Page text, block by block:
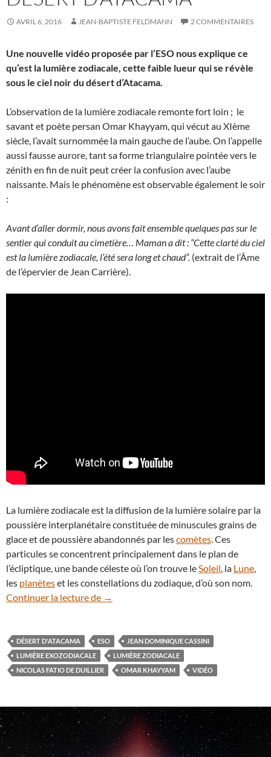
AVRIL 6, 2016 JEAN-BAPTISTE FELDMANN 2 COMMENTAIRES
Une nouvelle vidéo proposée par l’ESO nous explique ce
qu’est la lumière zodiacale, cette faible lueur qui se révèle
sous le ciel noir du désert d’Atacama.
L’observation de la lumière zodiacale remonte fort loin ; le
savant et poète persan Omar Khayyam, qui vécut au XIème
siècle, l’avait surnommée la main gauche de l’aube. On l’appelle
aussi fausse aurore, tant sa forme triangulaire pointée vers le
zénith en fin de nuit peut créer la confusion avec l’aube
naissante. Mais le phénomène est observable également le soir
:
Avant d’aller dormir, nous avons fait ensemble quelques pas sur le
sentier qui conduit au cimetière… Maman a dit : “Cette clarté du ciel
est la lumière zodiacale, l’été sera long et chaud”. (extrait de l’Âme
de l’épervier de Jean Carrière).
La lumière zodiacale est la diffusion de la lumière solaire par la
poussière interplanétaire constituée de minuscules grains de
glace et de poussière abandonnés par lescomètes. Ces
particules se concentrent principalement dans le plan de
l’écliptique, une bande céleste où l’on trouve leSoleil, la Lune,
les planèteset les constellations du zodiaque, d’où son nom.
Continuer la lecture de En vidéo : la lumière zodiacale dans le
→
DÉSERT D'ATACAMA ESO
JEAN DOMINIQUE CASSINI
LUMIÈRE EXOZODIACALE
LUMIÈRE ZODIACALE
NICOLAS FATIO DE DUILLIER
OMAR KHAYYAM VIDÉO